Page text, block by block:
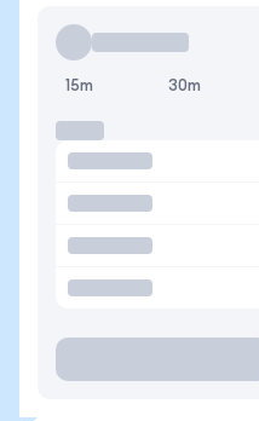
15m 30m